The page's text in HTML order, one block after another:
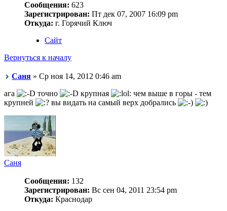
Сообщения: 623
Зарегистрирован: Пт дек 07, 2007 16:09 pm
Откуда: г. Горячий Ключ
Сайт
Вернуться к началу
Саня » Ср ноя 14, 2012 0:46 am
ага
точно крупная
чем выше в горы - тем
крупней
вы видать на самый верх добрались
Саня
Сообщения: 132
Зарегистрирован: Вс сен 04, 2011 23:54 pm
Откуда: Краснодар